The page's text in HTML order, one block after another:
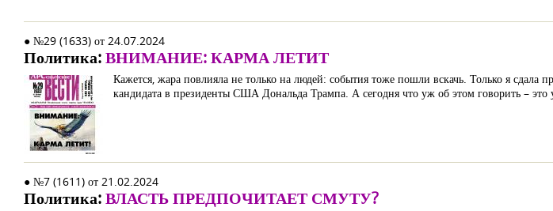
● №29 (1633) от 24.07.2024
Политика:ВНИМАНИЕ: КАРМА ЛЕТИТ
Кажется, жара повлияла не только на людей: события тоже пошли вскачь. Только я
кандидата в президенты США Дональда Трампа. А сегодня что уж об этом говорить – это
● №7 (1611) от 21.02.2024
Политика:ВЛАСТЬ ПРЕДПОЧИТАЕТ СМУТУ?